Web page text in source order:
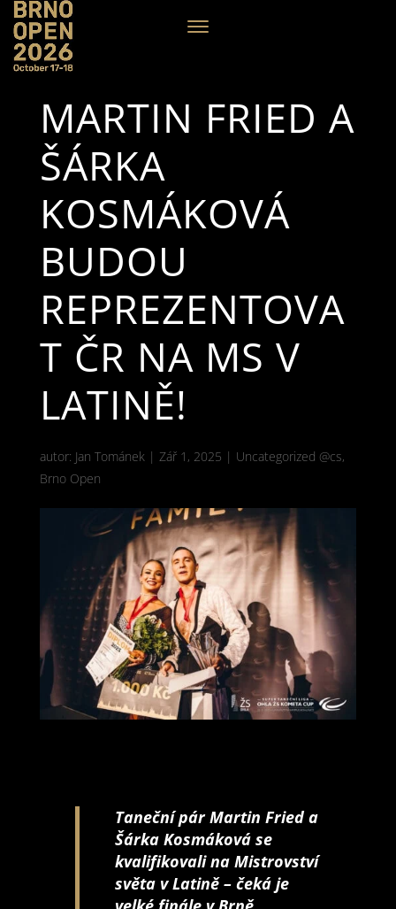
MARTIN FRIED A
ŠÁRKA
KOSMÁKOVÁ
BUDOU
REPREZENTOVA
T ČR NA MS V
LATINĚ!
autor: Jan Tománek| Zář 1, 2025 | Uncategorized @cs,
Brno Open
Taneční pár Martin Fried a
Šárka Kosmáková se
kvalifikovali na Mistrovství
světa v Latině – čeká je